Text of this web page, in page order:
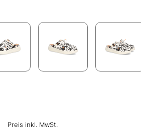
Preis inkl. MwSt.